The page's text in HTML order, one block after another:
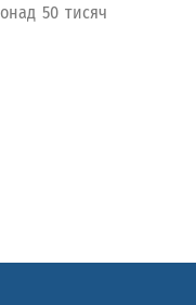
50 тисяч